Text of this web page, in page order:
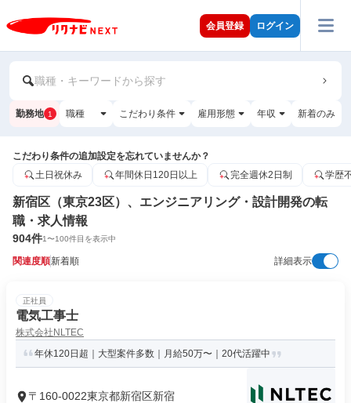
会員登録 ログイン
職種・キーワードから探す
勤務地 1 職種 こだわり条件 雇用形態 年収 新着のみ
こだわり条件の追加設定を忘れていませんか？
土日祝休み
年間休日120日以上 完全週休2日制 学歴
新宿区（東京23区）、エンジニアリング・設計開発の転
職・求人情報
904件1〜100件目を表示中
関連度順新着順 詳細表示
正社員
電気工事士
株式会社NLTEC
年休120日超｜大型案件多数｜月給50万〜｜20代活躍中
〒160-0022東京都新宿区新宿